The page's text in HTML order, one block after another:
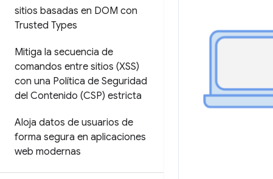
sitios basadas en DOM con
Trusted Types
Mitiga la secuencia de
comandos entre sitios (XSS)
con una Política de Seguridad
del Contenido (CSP) estricta
Aloja datos de usuarios de
forma segura en aplicaciones
web modernas